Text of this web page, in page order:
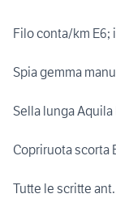
Filo conta/km E6;
Spia gemma
Sella lunga Aquila
Copriruota scorta
Tutte le scritte